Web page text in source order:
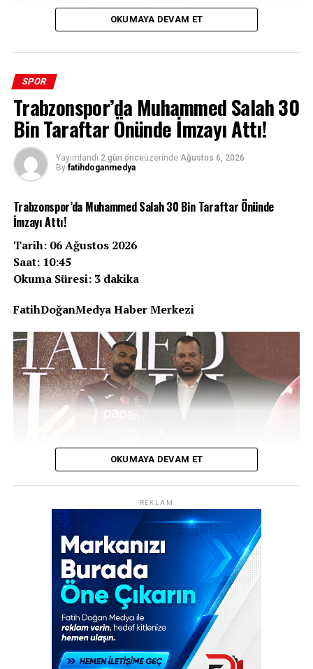
Zorlu bir Çekya deplasmanı, 10 kişi kalmak, tarihi bir
başarı… Beşiktaş, UEFA Avrupa Ligi 3. eleme turu ilk
maçında Hradec Kralove’yi 1-0 mağlup ederek Avrupa
beyazlılar, bu anlamlı zaferle sadece tur kapısını
aralamakla kalmadı, kulüp tarihinin gurur tablosuna bir
yıldız daha ekledi.
Zorlu Deplasmanda Tarihi Gece
Malsovicka Arena’da oynanan karşılaşmaya hızlı
değerlendiremedi ve devre 0-0 sona erdi. Ancak ikinci
yarıda siyah-beyazlılar için işler hiç beklenmedik bir hal
aldı.
OKUMAYA DEVAM ET
SPOR
Trabzonspor’da Muhammed Salah 30
Bin Taraftar Önünde İmzayı Attı!
Yayımlandı 2 gün önceüzerinde Ağustos 6, 2026
By fatihdoganmedya
Trabzonspor’da Muhammed Salah 30 Bin Taraftar Önünde
İmzayı Attı!
Tarih: 06 Ağustos 2026
Saat: 10:45
Okuma Süresi: 3 dakika
FatihDoğanMedya Haber Merkezi
Trabzonspor, transfer tarihinin en ses getiren
hamlelerinden birine imza attı! Bordo-mavili kulüp,
Mısırlı yıldız futbolcu Muhammed Salah’ı resmen
kadrosuna katarak dünya spor gündemine bomba gibi
düştü. Şenol Güneş Spor Kompleksi’nde düzenlenen
görkemli imza töreninde yaklaşık 30 bin taraftar, yeni
transferlerini coşkuyla karşıladı.
30 Bin Kişilik Coşku: “Allah Allah Allah,
OKUMAYA DEVAM ET
REKLAM